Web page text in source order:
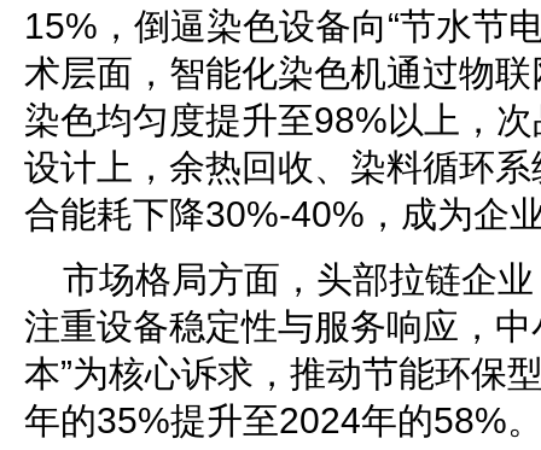
15%，倒逼染色设备向“节水节
术层面，智能化染色机通过物
染色均匀度提升至98%以上，
设计上，余热回收、染料循环
合能耗下降30%-40%，成为企
市场格局方面，头部拉链企
注重设备稳定性与服务响应，中
本”为核心诉求，推动节能环保
年的35%提升至2024年的58%